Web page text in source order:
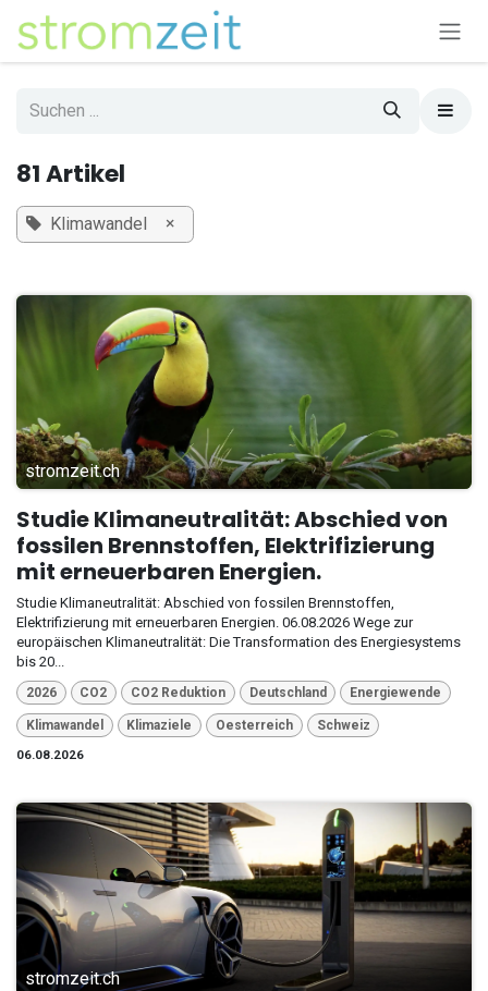
Zum Inhalt springen
81 Artikel
Klimawandel ×
stromzeit.ch
Studie Klimaneutralität: Abschied von
fossilen Brennstoffen, Elektrifizierung
mit erneuerbaren Energien.
Studie Klimaneutralität: Abschied von fossilen Brennstoffen,
Elektrifizierung mit erneuerbaren Energien. 06.08.2026 Wege zur
europäischen Klimaneutralität: Die Transformation des Energiesystems
bis 20...
2026 CO2 CO2 Reduktion Deutschland Energiewende
Klimawandel Klimaziele Oesterreich
Schweiz
06.08.2026
stromzeit.ch